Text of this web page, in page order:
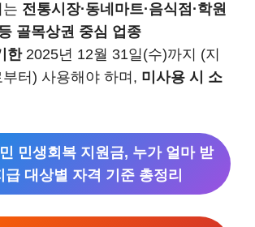
는 전통시장·동네마트·음식점·학원
골목상권 중심 업종
한 2025년 12월 31일(수)까지 (지
부터) 사용해야 하며, 미사용 시 소
민생회복 지원금, 누가 얼마 받
급 대상별 자격 기준 총정리